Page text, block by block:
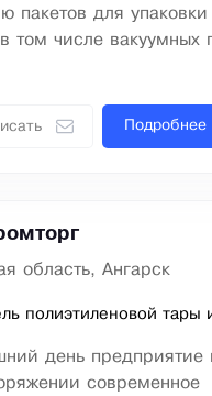
пакетов для
том числе вакуумных
Подробнее
область, Ангарск
полиэтиленовой тары
день предприятие
современное